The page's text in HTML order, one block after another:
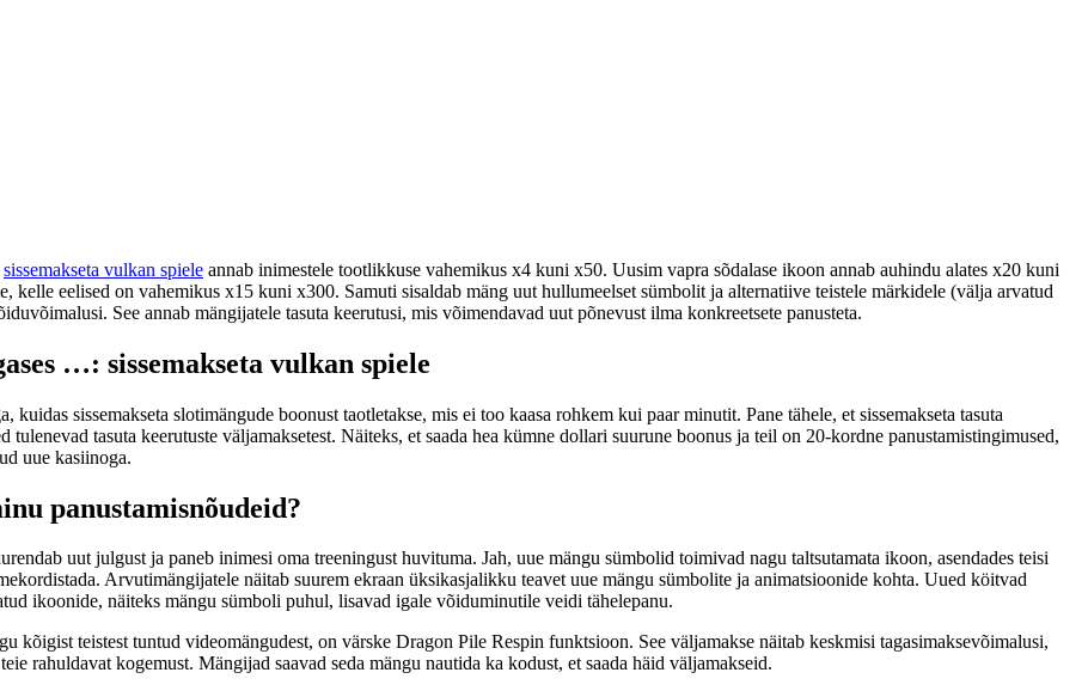
sissemakseta vulkan spiele annab inimestele tootlikkuse vahemikus x4 kuni x50. Uusim vapra sõdalase ikoon annab auhindu alates x20 kuni
kelle eelised on vahemikus x15 kuni x300. Samuti sisaldab mäng uut hullumeelset sümbolit ja alternatiive teistele märkidele (välja arvatud
See annab mängijatele tasuta keerutusi, mis võimendavad uut põnevust ilma konkreetsete panusteta.
…: sissemakseta vulkan spiele
sissemakseta slotimängude boonust taotletakse, mis ei too kaasa rohkem kui paar minutit. Pane tähele, et sissemakseta tasuta
tasuta keerutuste väljamaksetest. Näiteks, et saada hea kümne dollari suurune boonus ja teil on 20-kordne panustamistingimused,
uue kasiinoga.
panustamisnõudeid?
uut julgust ja paneb inimesi oma treeningust huvituma. Jah, uue mängu sümbolid toimivad nagu taltsutamata ikoon, asendades teisi
Arvutimängijatele näitab suurem ekraan üksikasjalikku teavet uue mängu sümbolite ja animatsioonide kohta. Uued köitvad
ikoonide, näiteks mängu sümboli puhul, lisavad igale võiduminutile veidi tähelepanu.
kõigist teistest tuntud videomängudest, on värske Dragon Pile Respin funktsioon. See väljamakse näitab keskmisi tagasimaksevõimalusi,
rahuldavat kogemust. Mängijad saavad seda mängu nautida ka kodust, et saada häid väljamakseid.